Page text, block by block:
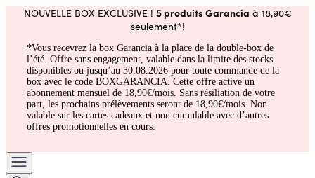
NOUVELLE BOX EXCLUSIVE ! 5 produits Garancia à 18,90€
seulement*!
*Vous recevrez la box Garancia à la place de la double-box de
l’été. Offre sans engagement, valable dans la limite des stocks
disponibles ou jusqu’au 30.08.2026 pour toute commande de la
box avec le code BOXGARANCIA. Cette offre active un
abonnement mensuel de 18,90€/mois. Sans résiliation de votre
part, les prochains prélèvements seront de 18,90€/mois. Non
valable sur les cartes cadeaux et non cumulable avec d’autres
offres promotionnelles en cours.